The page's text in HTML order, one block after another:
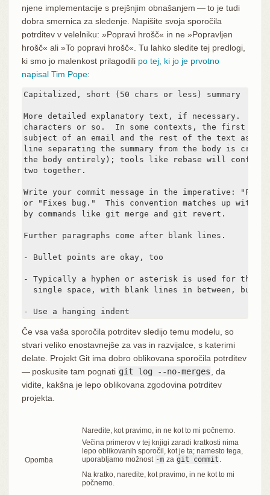
njene implementacije s prejšnjim obnašanjem — to je tudi
dobra smernica za sledenje. Napišite svoja sporočila
potrditev v velelniku: »Popravi hrošč« in ne »Popravljen
hrošč« ali »To popravi hrošč«. Tu lahko sledite tej predlogi,
ki smo jo malenkost prilagodili po tej, ki jo je prvotno
napisal Tim Pope:
Capitalized, short (50 chars or less) summary
More detailed explanatory text, if necessary.
characters or so.  In some contexts, the first
subject of an email and the rest of the text as the
line separating the summary from the body is
the body entirely); tools like rebase will confuse
two together.
Write your commit message in the imperative: "Fix
or "Fixes bug."  This convention matches up with
by commands like git merge and git revert.
Further paragraphs come after blank lines.
- Bullet points are okay, too
- Typically a hyphen or asterisk is used for the
single space, with blank lines in between, but
- Use a hanging indent
Če vsa vaša sporočila potrditev sledijo temu modelu, so
stvari veliko enostavnejše za vas in razvijalce, s katerimi
delate. Projekt Git ima dobro oblikovana sporočila potrditev
— poskusite tam pognati git log --no-merges
, da
vidite, kakšna je lepo oblikovana zgodovina potrditev
projekta.
Opomba
Naredite, kot pravimo, in ne kot to mi počnemo.
Večina primerov v tej knjigi zaradi kratkosti nima
lepo oblikovanih sporočil, kot je ta; namesto tega,
uporabljamo možnost -m za git commit .
Na kratko, naredite, kot pravimo, in ne kot to mi
počnemo.